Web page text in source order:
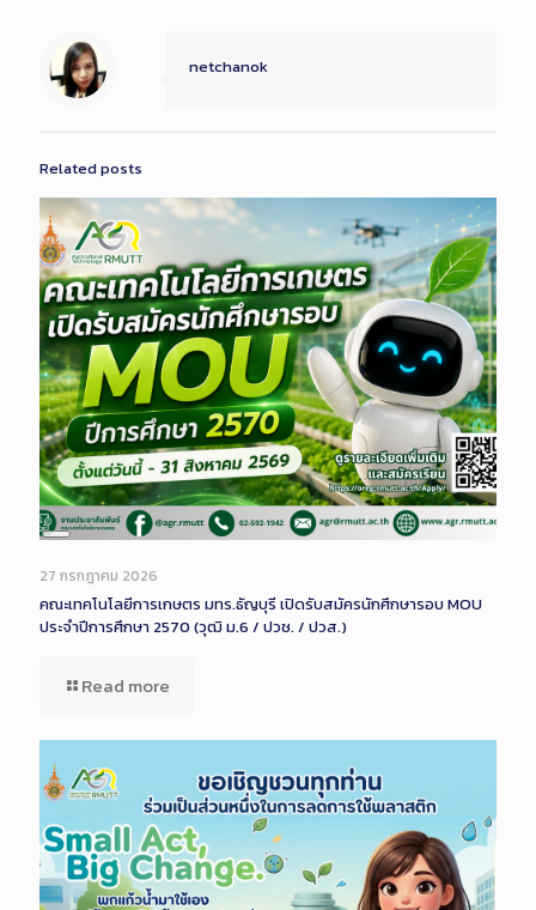
netchanok
Related posts
Long
Description
27 กรกฎาคม 2026
คณะเทคโนโลยีการเกษตร มทร.ธัญบุรี เปิดรับสมัครนักศึกษารอบ MOU
ประจำปีการศึกษา 2570 (วุฒิ ม.6 / ปวช. / ปวส.)
Read more